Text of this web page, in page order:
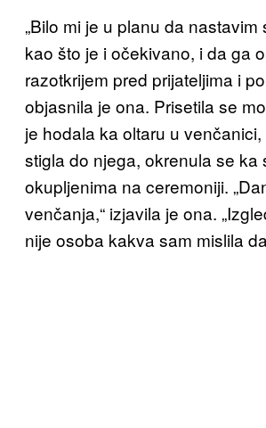
„Bilo mi je u planu da
kao što je i očekivano, i da ga
razotkrijem pred prijateljima i
objasnila je ona. Prisetila se
je hodala ka oltaru u
stigla do njega, okrenula se ka
okupljenima na ceremoniji.
venčanja,“ izjavila je ona.
nije osoba kakva sam mislila